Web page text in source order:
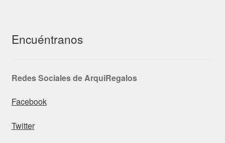
Encuéntranos
Redes Sociales de ArquiRegalos
Facebook
Twitter